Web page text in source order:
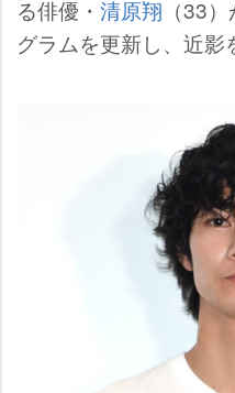
る俳優・ 清原翔 （33
グラムを更新し、近影